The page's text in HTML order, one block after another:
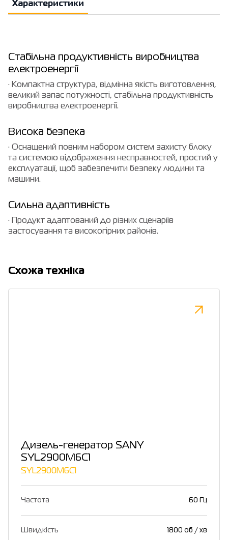
Характеристики
Стабільна продуктивність виробництва
електроенергії
· Компактна структура, відмінна якість виготовлення,
великий запас потужності, стабільна продуктивність
виробництва електроенергії.
Висока безпека
· Оснащений повним набором систем захисту блоку
та системою відображення несправностей, простий у
експлуатації, щоб забезпечити безпеку людини та
машини.
Сильна адаптивність
· Продукт адаптований до різних сценаріїв
застосування та високогірних районів.
Cхожа техніка
Дизель-генератор SANY
SYL2900M6C1
SYL2900M6C1
Частота 60 Гц
Швидкість 1800 об / хв